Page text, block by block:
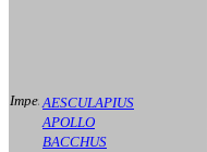
AESCULAPIUS
APOLLO
BACCHUS